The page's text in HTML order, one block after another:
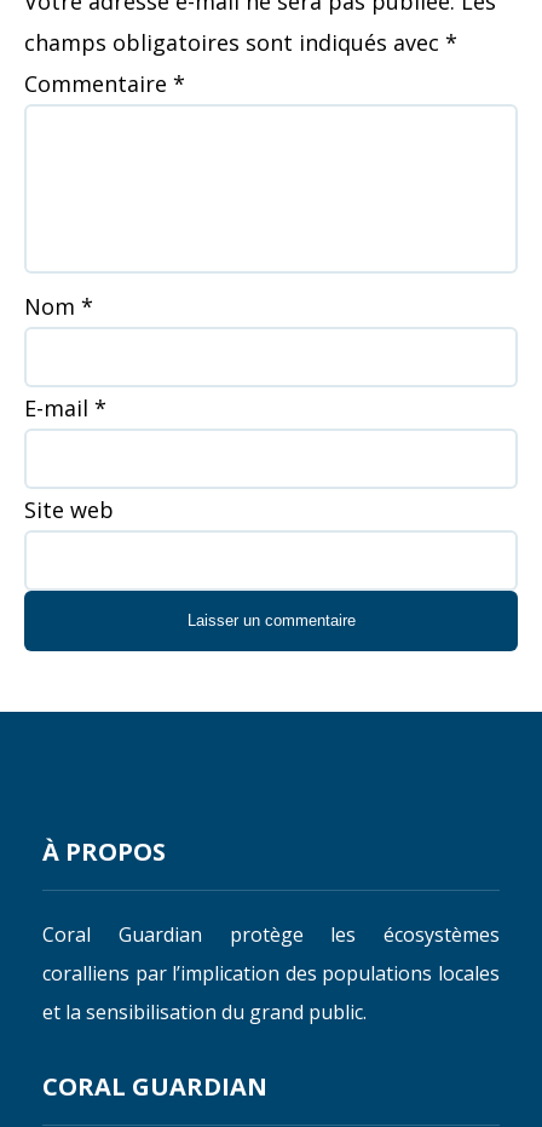
champs obligatoires sont indiqués avec *
Commentaire *
Nom *
E-mail *
Site web
À PROPOS
Coral Guardian protège les écosystèmes
coralliens par l’implication des populations locales
et la sensibilisation du grand public.
CORAL GUARDIAN